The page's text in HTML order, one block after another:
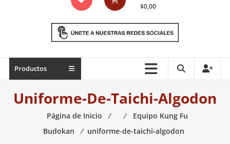
marciales
Todo
necesario
para
$0,00
Productos
Uniforme-De-Taichi-Algodon
Página de Inicio ⁄ ⁄
Equipo Kung Fu
Budokan
⁄ uniforme-de-taichi-algodon